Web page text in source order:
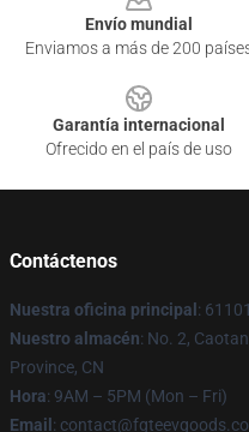
Envío mundial
Enviamos a más de 200
Garantía internacional
Ofrecido en el país de uso
Contáctenos
Nuestra oficina principal :
Nuestro almacén: No. 2,
Province, CN
Hora: 9AM – 5PM (Mon – Fri)
Email :